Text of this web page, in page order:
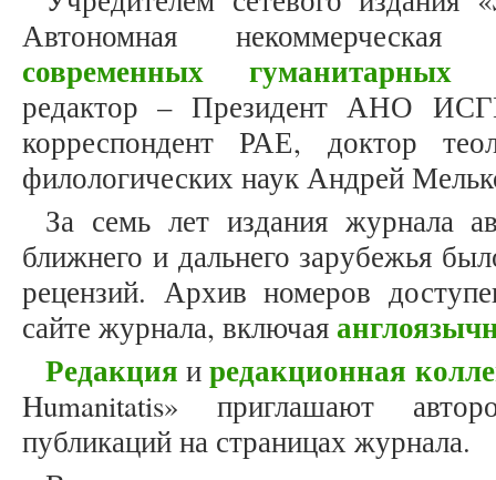
Автономная
современных гуманитарных
редактор – Президент АНО
корреспондент РАЕ, доктор
филологических наук Андрей
За семь лет издания журнала
ближнего и дальнего зарубежья
рецензий. Архив номеров
сайте журнала, включая
Редакция иредакционная
Humanitatis» приглашают
публикаций на страницах журнала.